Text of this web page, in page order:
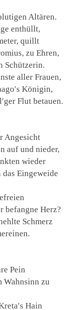
Altären.
enthüllt,
quillt
zu Ehren,
Schützerin.
aller Frauen,
Königin,
Flut betauen.
Angesicht
auf und nieder,
wieder
Eingeweide
befangne Herz?
Schmerz
Pein
Wahnsinn zu
Hain